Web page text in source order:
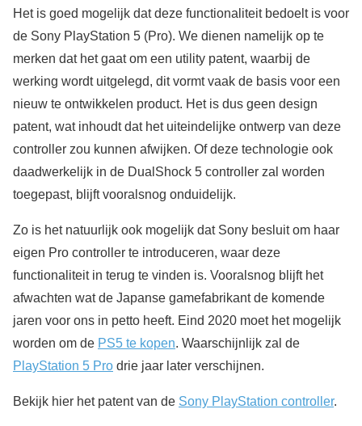
Het is goed mogelijk dat deze functionaliteit bedoelt is voor
de Sony PlayStation 5 (Pro). We dienen namelijk op te
merken dat het gaat om een utility patent, waarbij de
werking wordt uitgelegd, dit vormt vaak de basis voor een
nieuw te ontwikkelen product. Het is dus geen design
patent, wat inhoudt dat het uiteindelijke ontwerp van deze
controller zou kunnen afwijken. Of deze technologie ook
daadwerkelijk in de DualShock 5 controller zal worden
toegepast, blijft vooralsnog onduidelijk.
Zo is het natuurlijk ook mogelijk dat Sony besluit om haar
eigen Pro controller te introduceren, waar deze
functionaliteit in terug te vinden is. Vooralsnog blijft het
afwachten wat de Japanse gamefabrikant de komende
jaren voor ons in petto heeft. Eind 2020 moet het mogelijk
worden om de PS5 te kopen. Waarschijnlijk zal de
PlayStation 5 Pro drie jaar later verschijnen.
Bekijk hier het patent van de Sony PlayStation controller.